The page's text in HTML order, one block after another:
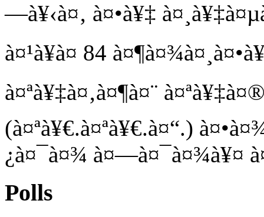
—à¥‹à¤‚ à¤•à¥‡
à¤¹à¥à¤ 84
à¤ªà¥‡à¤‚à¤¶à¤¨
(à¤ªà¥€.à¤ªà¥€.à¤“.)
¿à¤¯à¤¾ à¤—à¤¯à¤¾à¥¤
Polls